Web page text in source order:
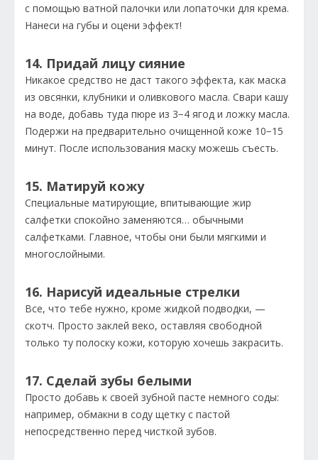
с помощью ватной палочки или лопаточки для крема.
Нанеси на губы и оцени эффект!
14. Придай лицу сияние
Никакое средство не даст такого эффекта, как маска
из овсянки, клубники и оливкового масла. Свари кашу
на воде, добавь туда пюре из 3−4 ягод и ложку масла.
Подержи на предварительно очищенной коже 10−15
минут. После использования маску можешь съесть.
15. Матируй кожу
Специальные матирующие, впитывающие жир
салфетки спокойно заменяются… обычными
салфетками. Главное, чтобы они были мягкими и
многослойными.
16. Нарисуй идеальные стрелки
Все, что тебе нужно, кроме жидкой подводки, —
скотч. Просто заклей веко, оставляя свободной
только ту полоску кожи, которую хочешь закрасить.
17. Сделай зубы белыми
Просто добавь к своей зубной пасте немного соды:
например, обмакни в соду щетку с пастой
непосредственно перед чисткой зубов.